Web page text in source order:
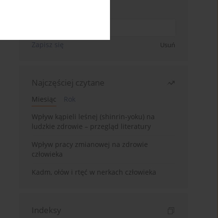
Zapisz się Usuń
Najczęściej czytane
Miesiąc
Rok
Wpływ kąpieli leśnej (shinrin-yoku) na
ludzkie zdrowie – przegląd literatury
Wpływ pracy zmianowej na zdrowie
człowieka
Kadm, ołów i rtęć w nerkach człowieka
Indeksy